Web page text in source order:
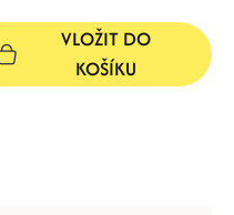
VLOŽIT DO
KOŠÍKU